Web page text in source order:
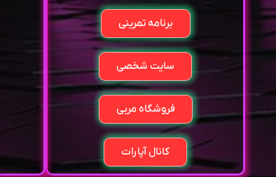
برنامه تمرینی
سایت شخصی
فروشگاه مربی
کانال آپارات